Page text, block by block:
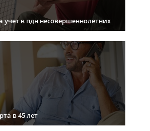
учет в пдн несовершеннолетних
в 45 лет